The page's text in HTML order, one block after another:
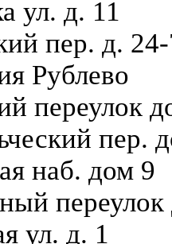
ул. д. 11
пер. д.
Рублево
переулок
пер.
наб. дом 9
переулок
ул. д. 1